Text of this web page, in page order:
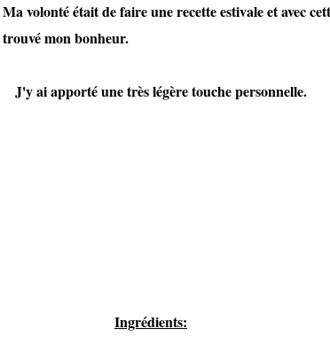
Ma volonté était de faire une recette estivale et avec
trouvé mon bonheur.
J'y ai apporté une très légère touche personnelle.
Ingrédients: